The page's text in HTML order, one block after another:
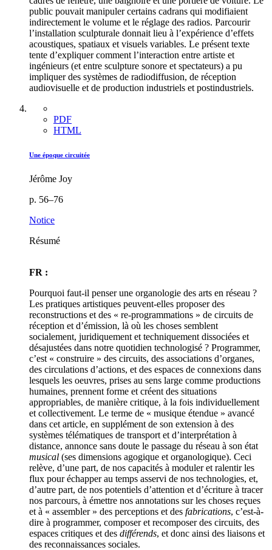
public pouvait manipuler certains cadrans qui modifiaient
indirectement le volume et le réglage des radios. Parcourir
l’installation sculpturale donnait lieu à l’expérience d’effets
acoustiques, spatiaux et visuels variables. Le présent texte
tente d’expliquer comment l’interaction entre artiste et
ingénieurs (et entre sculpture sonore et spectateurs) a pu
impliquer des systèmes de radiodiffusion, de réception
audiovisuelle et de production industriels et postindustriels.
PDF
HTML
Une époque circuitée
Jérôme Joy
p. 56–76
Notice
Résumé
FR :
Pourquoi faut-il penser une organologie des arts en réseau ?
Les pratiques artistiques peuvent-elles proposer des
reconstructions et des « re-programmations » de circuits de
réception et d’émission, là où les choses semblent
socialement, juridiquement et techniquement dissociées et
désajustées dans notre quotidien technologisé ? Programmer,
c’est « construire » des circuits, des associations d’organes,
des circulations d’actions, et des espaces de connexions dans
lesquels les oeuvres, prises au sens large comme productions
humaines, prennent forme et créent des situations
appropriables, de manière critique, à la fois individuellement
et collectivement. Le terme de « musique étendue » avancé
dans cet article, en supplément de son extension à des
systèmes télématiques de transport et d’interprétation à
distance, annonce sans doute le passage du réseau à son état
musical (ses dimensions agogique et organologique). Ceci
relève, d’une part, de nos capacités à moduler et ralentir les
flux pour échapper au temps asservi de nos technologies, et,
d’autre part, de nos potentiels d’attention et d’écriture à tracer
nos parcours, à émettre nos annotations sur les choses reçues
et à « assembler » des perceptions et des fabrications, c’est-à-
dire à programmer, composer et recomposer des circuits, des
espaces critiques et des différends, et donc ainsi des liaisons et
des reconnaissances sociales.